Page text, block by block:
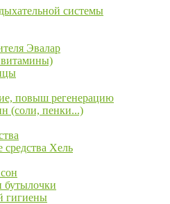
системы
Эвалар
повыш регенерацию
(соли, пенки...)
средства Хель
гигиены